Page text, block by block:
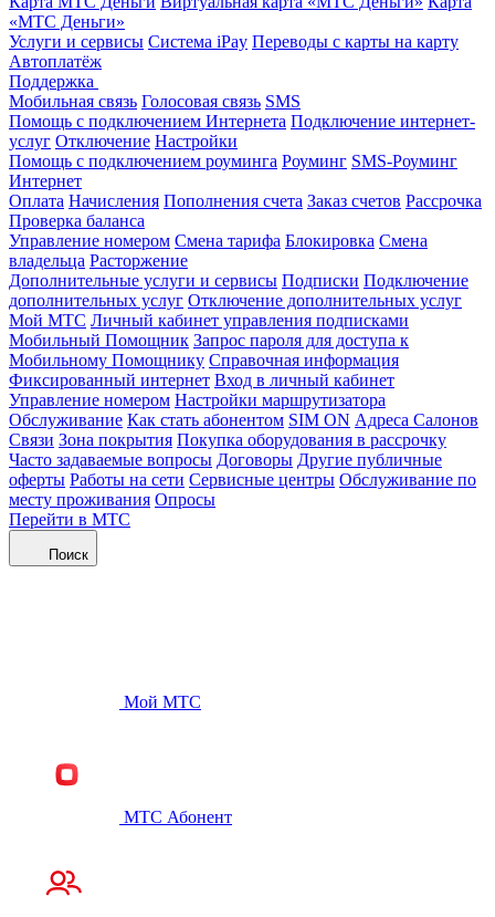
«МТС Деньги»
Услуги и сервисы Система iPay Переводы с карты на карту
Автоплатёж
Поддержка
Мобильная связь Голосовая связь SMS
Помощь с подключением Интернета Подключение интернет-
услуг Отключение Настройки
Помощь с подключением роуминга Роуминг SMS-Роуминг
Интернет
Оплата Начисления Пополнения счета Заказ счетов Рассрочка
Проверка баланса
Управление номером Смена тарифа Блокировка Смена
владельца Расторжение
Дополнительные услуги и сервисы Подписки Подключение
дополнительных услуг Отключение дополнительных услуг
Мой МТС Личный кабинет управления подписками
Мобильный Помощник Запрос пароля для доступа к
Мобильному Помощнику Справочная информация
Фиксированный интернет Вход в личный кабинет
Управление номером Настройки маршрутизатора
Обслуживание Как стать абонентом SIM ON Адреса Салонов
Связи Зона покрытия Покупка оборудования в рассрочку
Часто задаваемые вопросы Договоры Другие публичные
оферты Работы на сети Сервисные центры Обслуживание по
месту проживания Опросы
Перейти в МТС
Поиск
Мой МТС
МТС Абонент